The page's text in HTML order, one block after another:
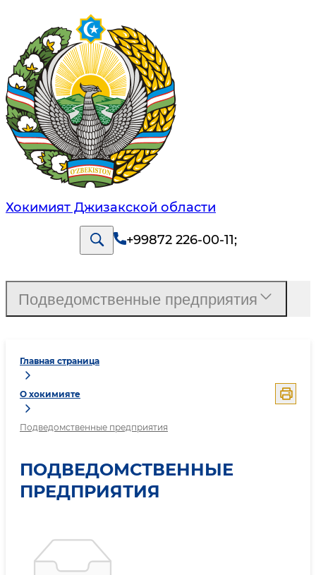
Хокимият Джизакской области
+99872 226-00-11;
Главная страница
О хокимияте
Подведомственные предприятия
ПОДВЕДОМСТВЕННЫЕ
ПРЕДПРИЯТИЯ
Подведомственные предприятия